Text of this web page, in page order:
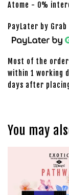
Atome - 0%
PayLater by
Most of the
within 1 working
days after
You may